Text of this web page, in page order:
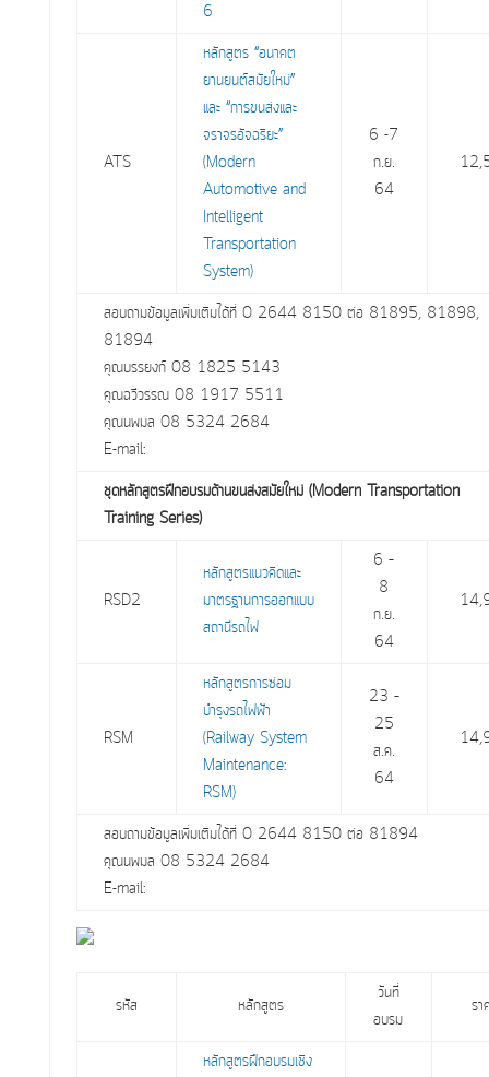
6
ATS
หลักสูตร “อนาคต
ยานยนต์สมัยใหม่”
และ “การขนส่งและ
จราจรอัจฉริยะ”
(Modern
Automotive and
Intelligent
Transportation
System)
6 -7
ก.ย.
64
สอบถามข้อมูลเพิ่มเติมได้ที่ 0 2644 8150 ต่อ 81895, 81898,
81894
คุณบรรยงก์ 08 1825 5143
คุณฉวีวรรณ 08 1917 5511
คุณนพมล 08 5324 2684
E-mail:
ชุดหลักสูตรฝึกอบรมด้านขนส่งสมัยใหม่ (Modern Transportation
Training Series)
RSD2
หลักสูตรแนวคิดและ
มาตรฐานการออกแบบ
สถานีรถไฟ
6 –
8
ก.ย.
64
RSM
หลักสูตรการซ่อม
บำรุงรถไฟฟ้า
(Railway System
Maintenance:
RSM)
23 –
25
ส.ค.
64
สอบถามข้อมูลเพิ่มเติมได้ที่ 0 2644 8150 ต่อ 81894
คุณนพมล 08 5324 2684
E-mail:
รหัส หลักสูตร
วันที่
อบรม
รา
หลักสูตรฝึกอบรมเชิง